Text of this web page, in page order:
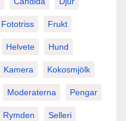
Fototriss Frukt
Helvete Hund
Kamera Kokosmjölk
Moderaterna Pengar
Rymden Selleri